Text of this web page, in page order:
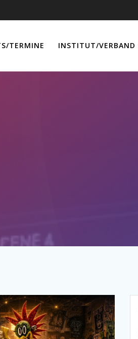
TERMINE INSTITUT/VERBAND